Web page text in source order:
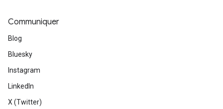
Communiquer
Blog
Bluesky
Instagram
LinkedIn
X (Twitter)